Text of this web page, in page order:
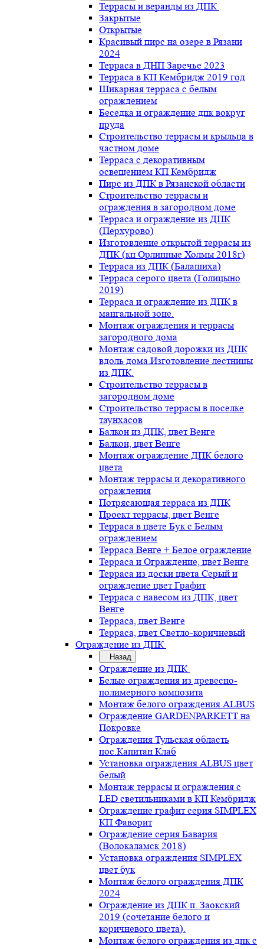
Террасы и веранды из ДПК
Закрытые
Открытые
Красивый пирс на озере в Рязани
2024
Терраса в ДНП Заречье 2023
Терраса в КП Кембридж 2019 год
Шикарная терраса с белым
ограждением
Беседка и ограждение дпк вокруг
пруда
Строительство террасы и крыльца в
частном доме
Терраса с декоративным
освещением КП Кембридж
Пирс из ДПК в Рязанской области
Строительство террасы и
ограждения в загородном доме
Терраса и ограждение из ДПК
(Перхурово)
Изготовление открытой террасы из
ДПК (кп Орлинные Холмы 2018г)
Терраса из ДПК (Балашиха)
Терраса серого цвета (Голицыно
2019)
Терраса и ограждение из ДПК в
мангальной зоне.
Монтаж ограждения и террасы
загородного дома
Монтаж садовой дорожки из ДПК
вдоль дома.Изготовление лестницы
из ДПК.
Строительство террасы в
загородном доме
Строительство террасы в поселке
таунхасов
Балкон из ДПК, цвет Венге
Балкон, цвет Венге
Монтаж ограждение ДПК белого
цвета
Монтаж террасы и декоративного
ограждения
Потрясающая терраса из ДПК
Проект террасы, цвет Венге
Терраса в цвете Бук с Белым
ограждением
Терраса Венге + Белое ограждение
Терраса и Ограждение, цвет Венге
Терраса из доски цвета Серый и
ограждение цвет Графит
Терраса с навесом из ДПК, цвет
Венге
Терраса, цвет Венге
Терраса, цвет Светло-коричневый
Ограждение из ДПК
Назад
Ограждение из ДПК
Белые ограждения из древесно-
полимерного композита
Монтаж белого ограждения ALBUS
Ограждение GARDENPARKETT на
Покровке
Ограждения Тульская область
пос.Капитан Клаб
Установка ограждения ALBUS цвет
белый
Монтаж террасы и ограждения с
LED светильниками в КП Кембридж
Ограждение графит серия SIMPLEX
КП Фаворит
Ограждение серия Бавария
(Волокаламск 2018)
Установка ограждения SIMPLEX
цвет бук
Монтаж белого ограждения ДПК
2024
Ограждение из ДПК п. Заокский
2019 (сочетание белого и
коричневого цвета).
Монтаж белого ограждения из дпк с